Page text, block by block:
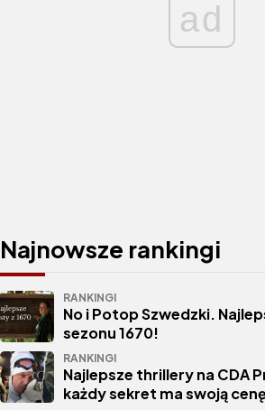
ad
Najnowsze rankingi
RANKINGI
No i Potop Szwedzki.
sezonu 1670!
RANKINGI
Najlepsze thrillery na CDA
każdy sekret ma swoją